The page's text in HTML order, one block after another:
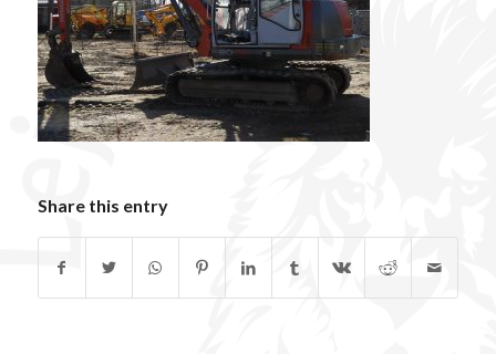
Share this entry